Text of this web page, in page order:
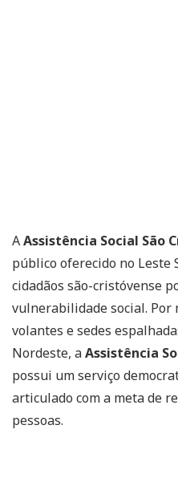
AAssistência Social São
público oferecido no Leste
cidadãos são-cristóvense
vulnerabilidade social. Por
volantes e sedes
Nordeste, aAssistência
possui um serviço
articulado com a meta de
pessoas.